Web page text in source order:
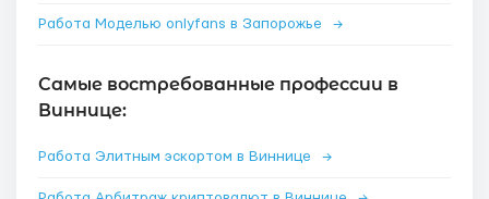
Работа Моделью onlyfans в Запорожье →
Самые востребованные профессии в
Виннице:
Работа Элитным эскортом в Виннице →